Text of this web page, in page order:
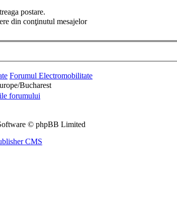
postare.
din conţinutul mesajelor
Forumul Electromobilitate
Bucharest
forumului
© phpBB Limited
CMS